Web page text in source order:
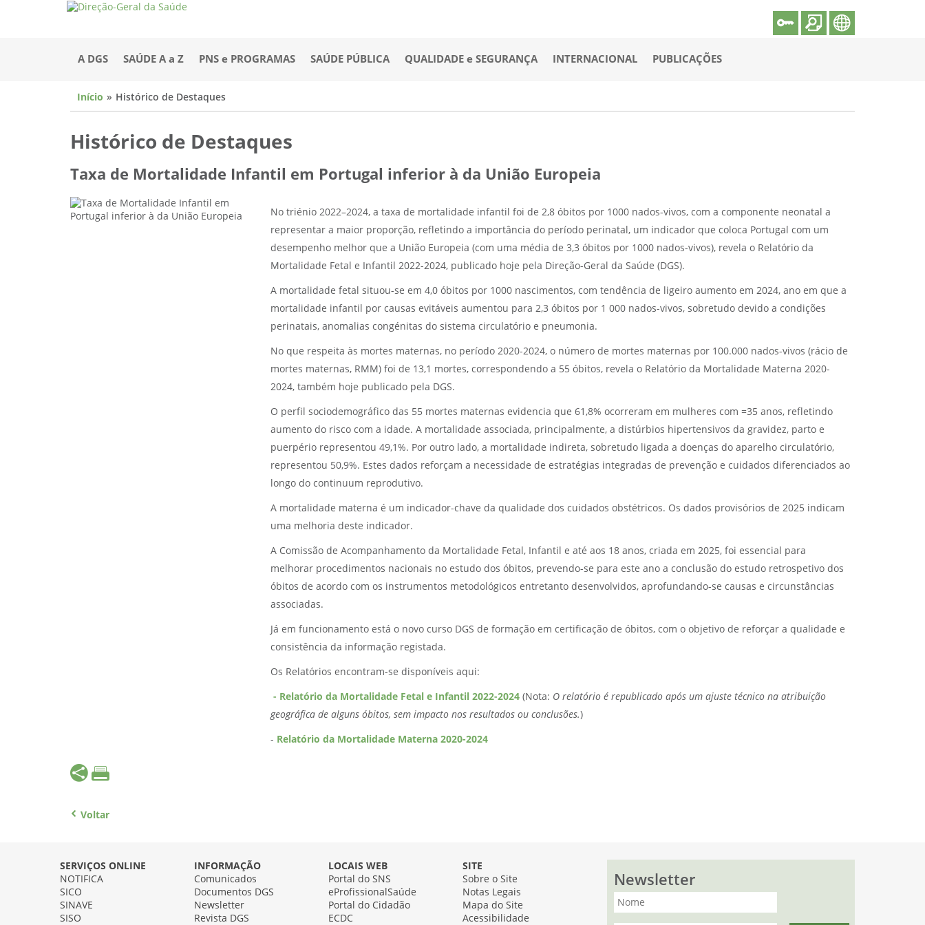
A DGS SAÚDE A a Z PNS e PROGRAMAS SAÚDE PÚBLICA QUALIDADE e SEGURANÇA INTERNACIONAL PUBLICAÇÕES
Início Histórico de Destaques
Histórico de Destaques
Taxa de Mortalidade Infantil em Portugal inferior à da União Europeia
No triénio 2022–2024, a taxa de mortalidade infantil foi de 2,8 óbitos por 1000 nados-vivos, com a componente neonatal a
representar a maior proporção, refletindo a importância do período perinatal, um indicador que coloca Portugal com um
desempenho melhor que a União Europeia (com uma média de 3,3 óbitos por 1000 nados-vivos), revela o Relatório da
Mortalidade Fetal e Infantil 2022-2024, publicado hoje pela Direção-Geral da Saúde (DGS).
A mortalidade fetal situou-se em 4,0 óbitos por 1000 nascimentos, com tendência de ligeiro aumento em 2024, ano em que a
mortalidade infantil por causas evitáveis aumentou para 2,3 óbitos por 1 000 nados-vivos, sobretudo devido a condições
perinatais, anomalias congénitas do sistema circulatório e pneumonia.
No que respeita às mortes maternas, no período 2020-2024, o número de mortes maternas por 100.000 nados-vivos (rácio de
mortes maternas, RMM) foi de 13,1 mortes, correspondendo a 55 óbitos, revela o Relatório da Mortalidade Materna 2020-
2024, também hoje publicado pela DGS.
O perfil sociodemográfico das 55 mortes maternas evidencia que 61,8% ocorreram em mulheres com =35 anos, refletindo
aumento do risco com a idade. A mortalidade associada, principalmente, a distúrbios hipertensivos da gravidez, parto e
puerpério representou 49,1%. Por outro lado, a mortalidade indireta, sobretudo ligada a doenças do aparelho circulatório,
representou 50,9%. Estes dados reforçam a necessidade de estratégias integradas de prevenção e cuidados diferenciados ao
longo do continuum reprodutivo.
A mortalidade materna é um indicador-chave da qualidade dos cuidados obstétricos. Os dados provisórios de 2025 indicam
uma melhoria deste indicador.
A Comissão de Acompanhamento da Mortalidade Fetal, Infantil e até aos 18 anos, criada em 2025, foi essencial para
melhorar procedimentos nacionais no estudo dos óbitos, prevendo-se para este ano a conclusão do estudo retrospetivo dos
óbitos de acordo com os instrumentos metodológicos entretanto desenvolvidos, aprofundando-se causas e circunstâncias
associadas.
Já em funcionamento está o novo curso DGS de formação em certificação de óbitos, com o objetivo de reforçar a qualidade e
consistência da informação registada.
Os Relatórios encontram-se disponíveis aqui:
- Relatório da Mortalidade Fetal e Infantil 2022-2024 (Nota: O relatório é republicado após um ajuste técnico na atribuição
geográfica de alguns óbitos, sem impacto nos resultados ou conclusões.)
- Relatório da Mortalidade Materna 2020-2024
Voltar
SERVIÇOS ONLINE
NOTIFICA
SICO
SINAVE
SISO
INFORMAÇÃO
Comunicados
Documentos DGS
Newsletter
Revista DGS
LOCAIS WEB
Portal do SNS
eProfissionalSaúde
Portal do Cidadão
ECDC
SITE
Sobre o Site
Notas Legais
Mapa do Site
Acessibilidade
Newsletter